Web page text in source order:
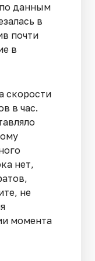
данным
в
почти
в
скорости
в час.
нет,
не
момента